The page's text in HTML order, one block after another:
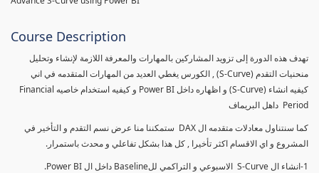
Course Description
تهدف هذه الدورة إلى تزويد المشاركين بالمهارات والمعرفة اللازمة لإنشاء وتحليل
منحنيات التقدم (S-Curve) , الكورس يغطي العديد من المهارات المتقدمه في اني
كيفيه انشاء (S-Curve) و اظهاره داخل Power BI و كيفيه استخدام خاصيه Financial
Period داهل البريماف
كما سنتناول معادلات متقدمه ال DAX ستمكننا منا عرض نسم التقدم و التأخير في
المشروع و اي الاقسام اكثر تأخيرا , كل هذا بشكل تفاعلي و محدث باستمرار.
1-انشاء ال S-Curve الاسبوعي و التراكمي للBaseline داخل ال Power BI.